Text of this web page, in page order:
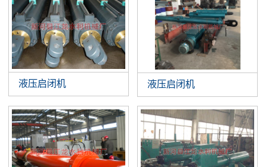
液压启闭机 液压启闭机